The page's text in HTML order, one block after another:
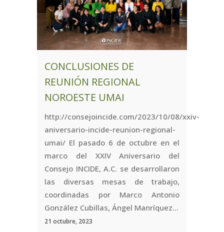
CONCLUSIONES DE
REUNIÓN REGIONAL
NOROESTE UMAI
http://consejoincide.com/2023/10/08/xxiv-
aniversario-incide-reunion-regional-
umai/ El pasado 6 de octubre en el
marco del XXIV Aniversario del
Consejo INCIDE, A.C. se desarrollaron
las diversas mesas de trabajo,
coordinadas por Marco Antonio
González Cubillas, Ángel Manríquez...
21 octubre, 2023